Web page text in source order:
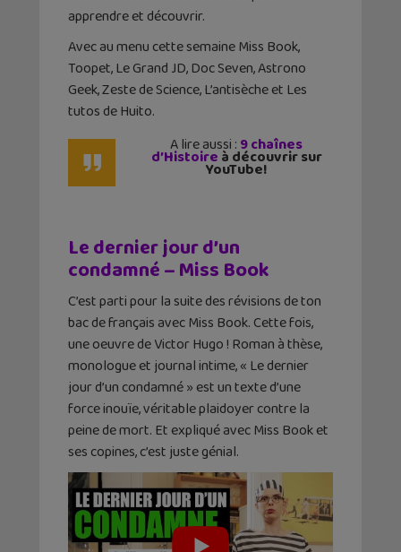
apprendre et découvrir.
Avec au menu cette semaine Miss Book,
Toopet, Le Grand JD, Doc Seven, Astrono
Geek, Zeste de Science, L’antisèche et Les
tutos de Huito.
A lire aussi : 9 chaînes
d’Histoire à découvrir sur
YouTube!
Le dernier jour d’un
condamné – Miss Book
C’est parti pour la suite des révisions de ton
bac de français avec Miss Book. Cette fois,
une oeuvre de Victor Hugo ! Roman à thèse,
monologue et journal intime, « Le dernier
jour d’un condamné » est un texte d’une
force inouïe, véritable plaidoyer contre la
peine de mort. Et expliqué avec Miss Book et
ses copines, c’est juste génial.